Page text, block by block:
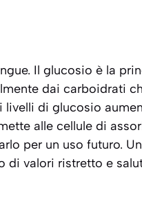
Il glucosio è la
dai carboidrati
livelli di glucosio
alle cellule di
per un uso futuro. Un
di valori ristretto e